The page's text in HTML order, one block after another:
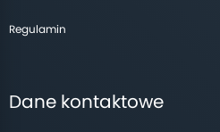
Regulamin
Dane kontaktowe